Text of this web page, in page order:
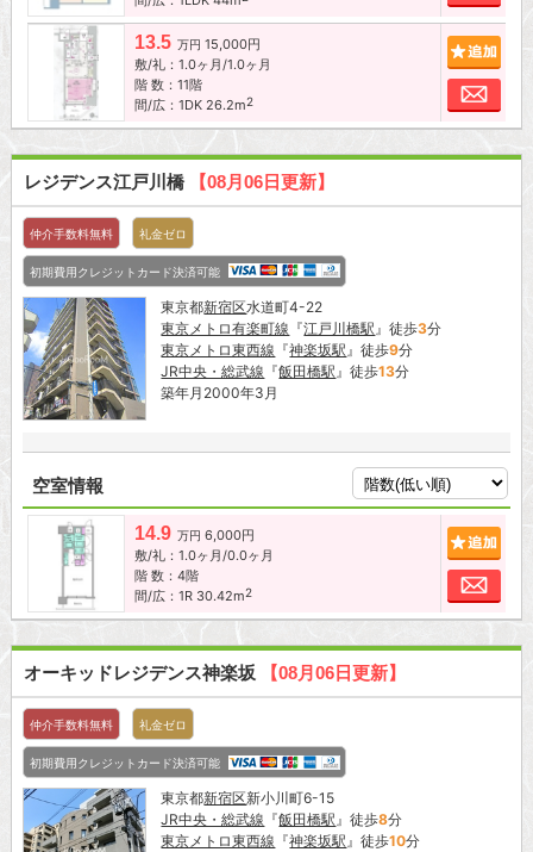
13.5 万円 15,000円
敷/礼：1.0ヶ月/1.0ヶ月
階 数：11階
間/広：1DK 26.2m2
お
レジデンス江戸川橋 【08月06日更新】
仲介手数料無料 礼金ゼロ
初期費用クレジットカード決済可能
東京都新宿区水道町4-22
東京メトロ有楽町線 『江戸川橋駅 』徒歩3分
東京メトロ東西線 『神楽坂駅 』徒歩9分
JR中央・総武線 『飯田橋駅 』徒歩13分
築年月2000年3月
空室情報
14.9 万円 6,000円
敷/礼：1.0ヶ月/0.0ヶ月
階 数：4階
間/広：1R 30.42m2
お
オーキッドレジデンス神楽坂 【08月06日更新】
仲介手数料無料 礼金ゼロ
初期費用クレジットカード決済可能
東京都新宿区新小川町6-15
JR中央・総武線 『飯田橋駅』徒歩8分
東京メトロ東西線 『神楽坂駅』徒歩10分